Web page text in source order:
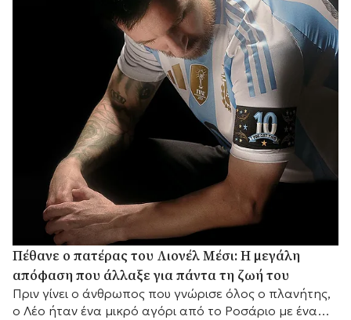
Πέθανε ο πατέρας του Λιονέλ Μέσι: Η μεγάλη
απόφαση που άλλαξε για πάντα τη ζωή του
Πριν γίνει ο άνθρωπος που γνώρισε όλος ο πλανήτης,
ο Λέο ήταν ένα μικρό αγόρι από το Ροσάριο με ένα